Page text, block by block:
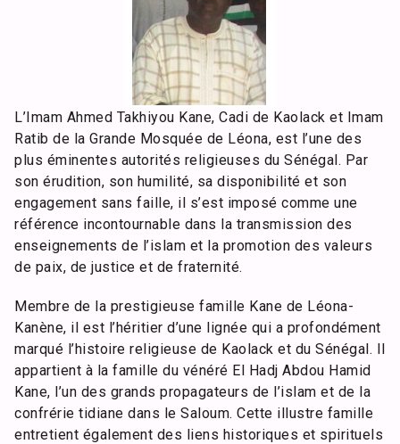
L’Imam Ahmed Takhiyou Kane, Cadi de Kaolack et Imam
Ratib de la Grande Mosquée de Léona, est l’une des
plus éminentes autorités religieuses du Sénégal. Par
son érudition, son humilité, sa disponibilité et son
engagement sans faille, il s’est imposé comme une
référence incontournable dans la transmission des
enseignements de l’islam et la promotion des valeurs
de paix, de justice et de fraternité.
Membre de la prestigieuse famille Kane de Léona-
Kanène, il est l’héritier d’une lignée qui a profondément
marqué l’histoire religieuse de Kaolack et du Sénégal. Il
appartient à la famille du vénéré El Hadj Abdou Hamid
Kane, l’un des grands propagateurs de l’islam et de la
confrérie tidiane dans le Saloum. Cette illustre famille
entretient également des liens historiques et spirituels